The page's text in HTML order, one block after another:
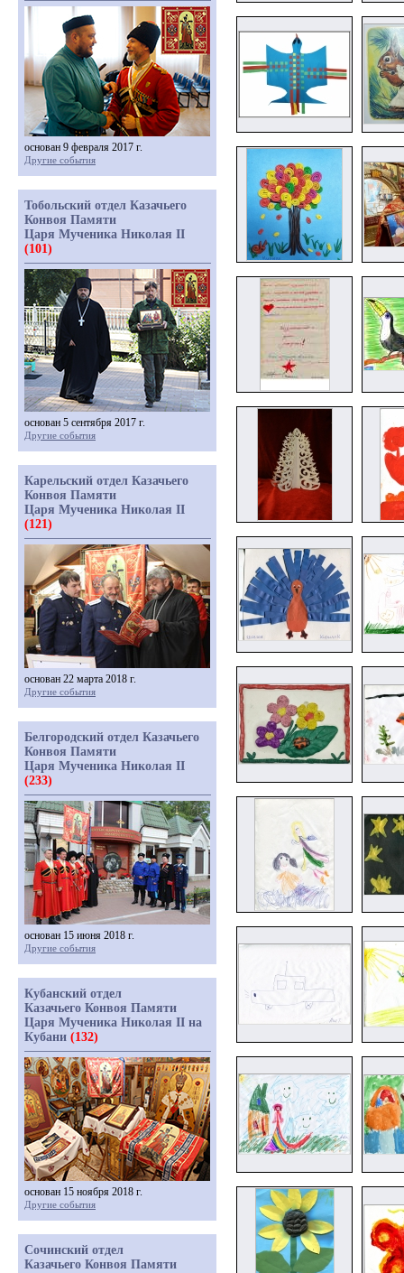
основан 9 февраля 2017 г.
Другие события
Тобольский отдел Казачьего
Конвоя Памяти
Царя Мученика Николая II
(101)
основан 5 сентября 2017 г.
Другие события
Карельский отдел Казачьего
Конвоя Памяти
Царя Мученика Николая II
(121)
основан 22 марта 2018 г.
Другие события
Белгородский отдел Казачьего
Конвоя Памяти
Царя Мученика Николая II
(233)
основан 15 июня 2018 г.
Другие события
Кубанский отдел
Казачьего Конвоя Памяти
Царя Мученика Николая II на
Кубани (132)
основан 15 ноября 2018 г.
Другие события
Сочинский отдел
Казачьего Конвоя Памяти